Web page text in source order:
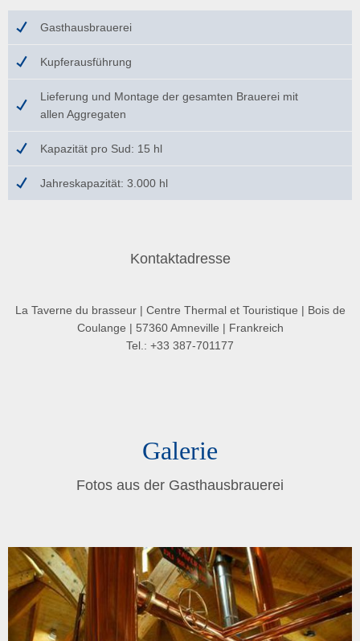
Gasthausbrauerei
Kupferausführung
Lieferung und Montage der gesamten Brauerei mit
allen Aggregaten
Kapazität pro Sud: 15 hl
Jahreskapazität: 3.000 hl
Kontaktadresse
La Taverne du brasseur | Centre Thermal et Touristique | Bois de
Coulange | 57360 Amneville | Frankreich
Tel.: +33 387-701177
Galerie
Fotos aus der Gasthausbrauerei